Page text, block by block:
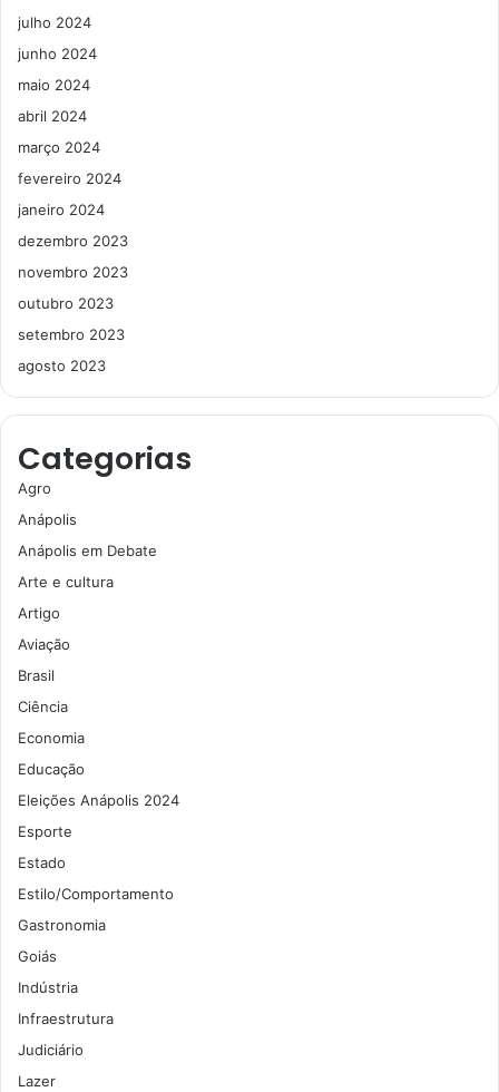
julho 2024
junho 2024
maio 2024
abril 2024
março 2024
fevereiro 2024
janeiro 2024
dezembro 2023
novembro 2023
outubro 2023
setembro 2023
agosto 2023
Categorias
Agro
Anápolis
Anápolis em Debate
Arte e cultura
Artigo
Aviação
Brasil
Ciência
Economia
Educação
Eleições Anápolis 2024
Esporte
Estado
Estilo/Comportamento
Gastronomia
Goiás
Indústria
Infraestrutura
Judiciário
Lazer